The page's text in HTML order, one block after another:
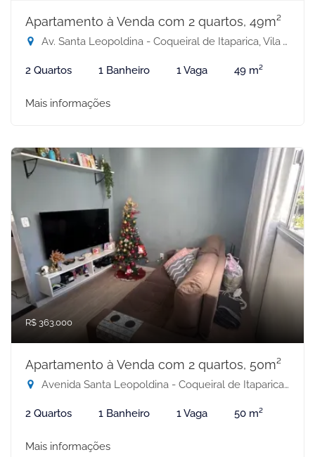
Apartamento à Venda com 2 quartos, 49m²
Av. Santa Leopoldina - Coqueiral de Itaparica, Vila Velha-ES
2 Quartos 1 Banheiro 1 Vaga 49 m²
Mais informações
R$ 363.000
Apartamento à Venda com 2 quartos, 50m²
Avenida Santa Leopoldina - Coqueiral de Itaparica, Vila Velha-ES
2 Quartos 1 Banheiro 1 Vaga 50 m²
Mais informações